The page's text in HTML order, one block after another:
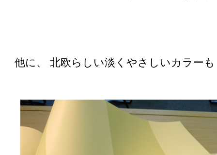
他に、 北欧らしい淡くやさしいカラーも